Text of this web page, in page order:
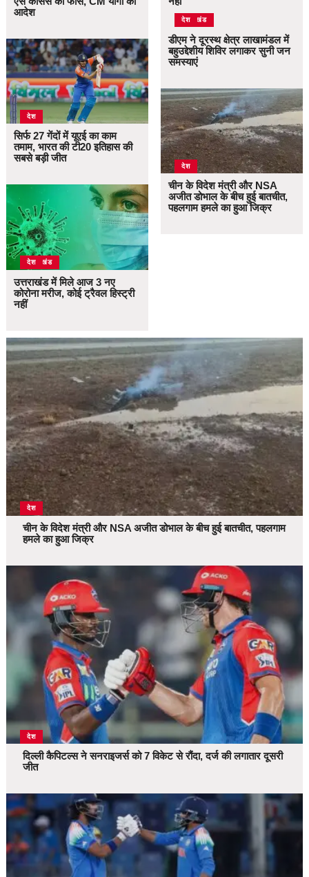
आदेश
देश
सिर्फ 27 गेंदों में यूएई का काम
तमाम, भारत की टी20 इतिहास की
सबसे बड़ी जीत
उत्तराखंड
देश
उत्तराखंड में मिले आज 3 नए
कोरोना मरीज, कोई ट्रैवल हिस्ट्री
नहीं
उत्तराखंड
देश
डीएम ने दूरस्थ क्षेत्र लाखामंडल में
बहुउद्देशीय शिविर लगाकर सुनी जन
समस्याएं
देश
चीन के विदेश मंत्री और NSA
अजीत डोभाल के बीच हुई बातचीत,
पहलगाम हमले का हुआ जिक्र
देश
चीन के विदेश मंत्री और NSA अजीत डोभाल के बीच हुई बातचीत, पहलगाम
हमले का हुआ जिक्र
देश
दिल्ली कैपिटल्स ने सनराइजर्स को 7 विकेट से रौंदा, दर्ज की लगातार दूसरी
जीत